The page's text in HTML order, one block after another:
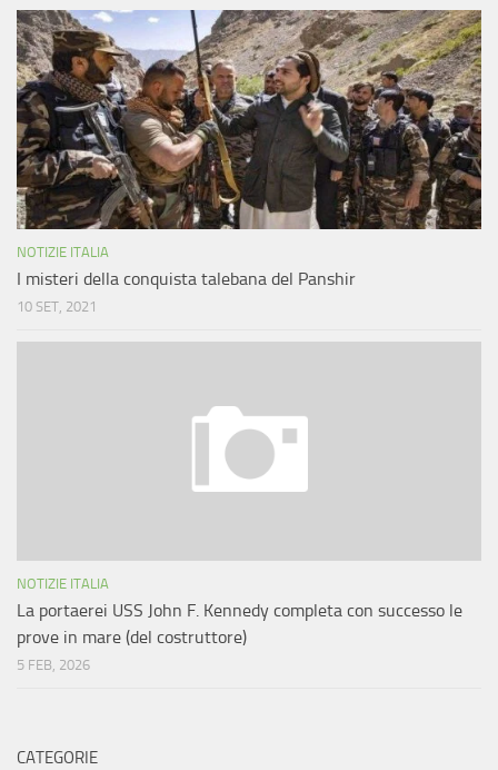
NOTIZIE ITALIA
I misteri della conquista talebana del Panshir
10 SET, 2021
NOTIZIE ITALIA
La portaerei USS John F. Kennedy completa con successo le
prove in mare (del costruttore)
5 FEB, 2026
CATEGORIE